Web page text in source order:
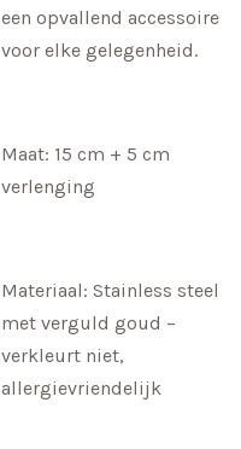
een opvallend accessoire
voor elke gelegenheid.
Maat: 15 cm + 5 cm
verlenging
Materiaal: Stainless steel
met verguld goud –
verkleurt niet,
allergievriendelijk